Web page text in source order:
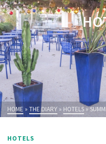
HOME » THE DIARY » HOTELS»
HOTELS